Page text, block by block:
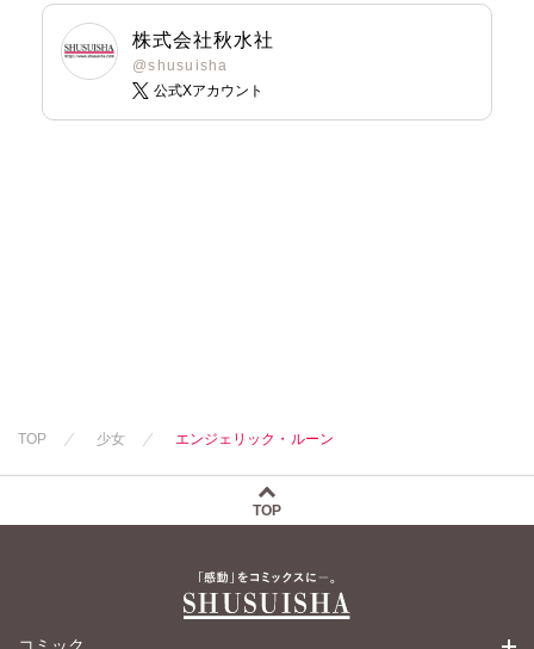
株式会社秋水社
@shusuisha
公式Xアカウント
TOP 少女 エンジェリック・ルーン
TOP